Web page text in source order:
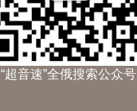
“超音速”全俄搜索公众号